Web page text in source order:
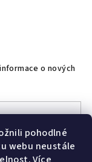
pohodlné
webu neustále
o nových
osobních